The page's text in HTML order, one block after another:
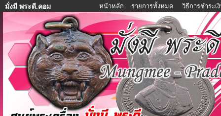
มั่งมี พระดี.คอม หน้าหลัก รายการทั้งหมด วิธีการชำระเ